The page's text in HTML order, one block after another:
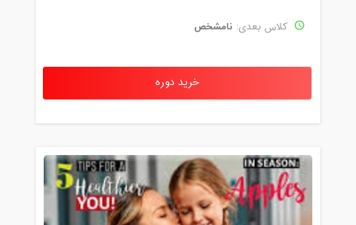
کلاس بعدی: نامشخص
خرید دوره